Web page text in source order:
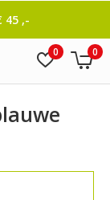
0 0
45 ,-